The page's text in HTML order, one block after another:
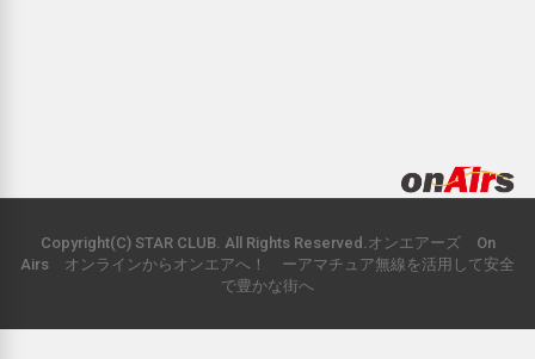
Copyright(C) STAR CLUB. All Rights Reserved.オンエアーズ On
Airs オンラインからオンエアへ！ ーアマチュア無線を活用して安全
で豊かな街へ